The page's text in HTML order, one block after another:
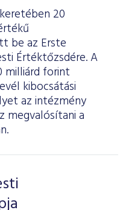
20
be az Erste
Értéktőzsdére. A
milliárd forint
kibocsátási
az intézmény
megvalósítani a